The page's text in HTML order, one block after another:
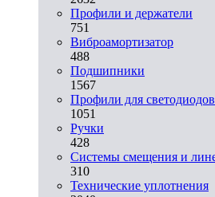
Профили и держатели
751
Виброамортизатор
488
Подшипники
1567
Профили для светодиодов
1051
Ручки
428
Системы смещения и
310
Технические уплотнения